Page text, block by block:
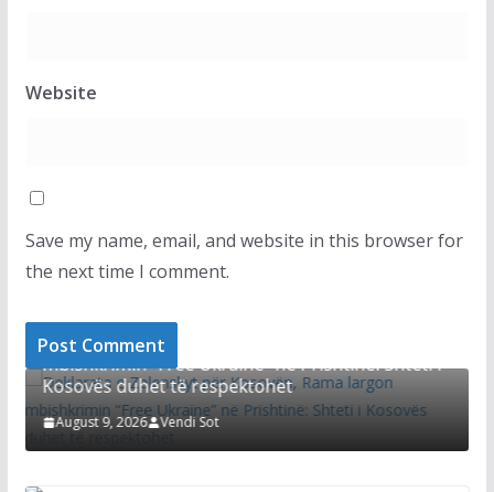
Website
Save my name, email, and website in this browser for
the next time I comment.
Deklarata e Zelenskyt për Kosovën, Rama largon
mbishkrimin “Free Ukraine” në Prishtinë: Shteti i
Kosovës duhet të respektohet
August 9, 2026 Vendi Sot